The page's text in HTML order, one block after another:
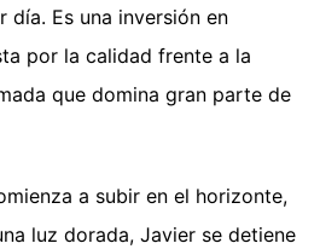
día. Es una inversión en
por la calidad frente a la
que domina gran parte de
a subir en el horizonte,
luz dorada, Javier se detiene